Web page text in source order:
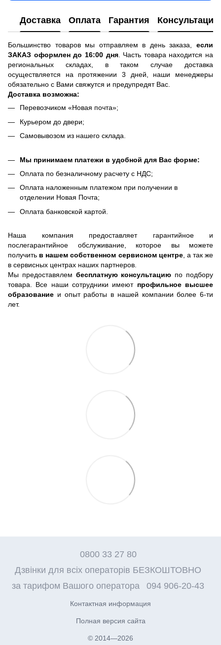
Доставка Оплата Гарантия Консультация
Большинство товаров мы отправляем в день заказа, если
ЗАКАЗ оформлен до 16:00 дня. Часть товара находится на
региональных складах, в таком случае доставка
осуществляется на протяжении 3 дней, наши менеджеры
обязательно с Вами свяжутся и предупредят Вас.
Доставка возможна:
Перевозчиком «Новая почта»;
Курьером до двери;
Самовывозом из нашего склада.
Мы принимаем платежи в удобной для Вас форме:
Оплата по безналичному расчету с НДС;
Оплата наложенным платежом при получении в
отделении Новая Почта;
Оплата банковской картой.
Наша компания предоставляет гарантийное и
послегарантийное обслуживание, которое вы можете
получить в нашем собственном сервисном центре, а так же
в сервисных центрах наших партнеров.
Мы предоставялем бесплатную консультацию по подбору
товара. Все наши сотрудники имеют профильное высшее
образование и опыт работы в нашей компании более 6-ти
лет.
0800 33 27 80
Дзвінки для всіх операторів БЕЗКОШТОВНО
за тарифом Вашого оператора
094 906-20-43
Контактная информация
Полная версия сайта
© 2014—2026